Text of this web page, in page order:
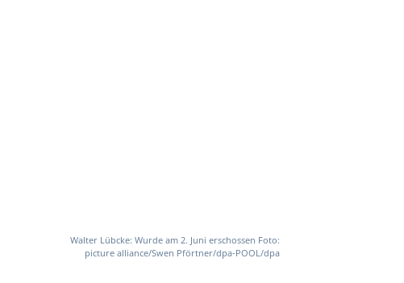
Walter Lübcke: Wurde am 2. Juni erschossen Foto:
picture alliance/Swen Pförtner/dpa-POOL/dpa